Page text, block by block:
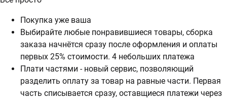
Покупка уже ваша
Выбирайте любые понравившиеся товары, сборка
заказа начнётся сразу после оформления и оплаты
первых 25% стоимости. 4 небольших платежа
Плати частями - новый сервис, позволяющий
разделить оплату за товар на равные части. Первая
часть списывается сразу, оставщиеся платежи через